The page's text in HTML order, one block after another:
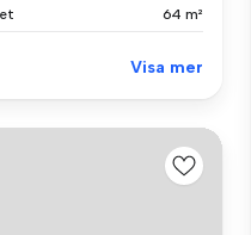
64 m²
Visa mer